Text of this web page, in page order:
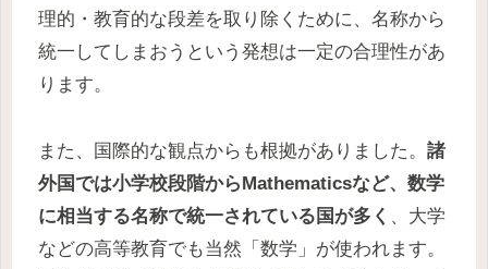
理的・教育的な段差を取り除くために、名称から
統一してしまおうという発想は一定の合理性があ
ります。
また、国際的な観点からも根拠がありました。 諸
外国では小学校段階からMathematicsなど、数学
に相当する名称で統一されている国が多く 、大学
などの高等教育でも当然「数学」が使われます。